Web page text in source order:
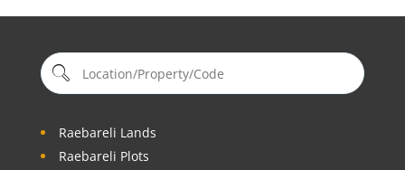
Raebareli Lands
Raebareli Plots